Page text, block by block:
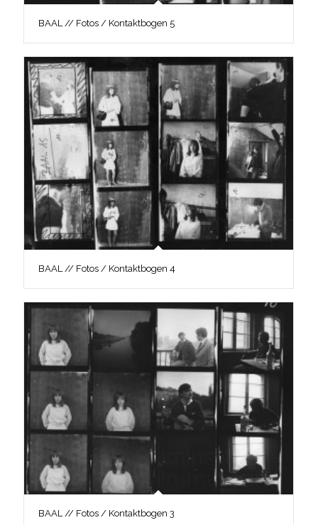
BAAL // Fotos / Kontaktbogen 5
BAAL // Fotos / Kontaktbogen 4
BAAL // Fotos / Kontaktbogen 3